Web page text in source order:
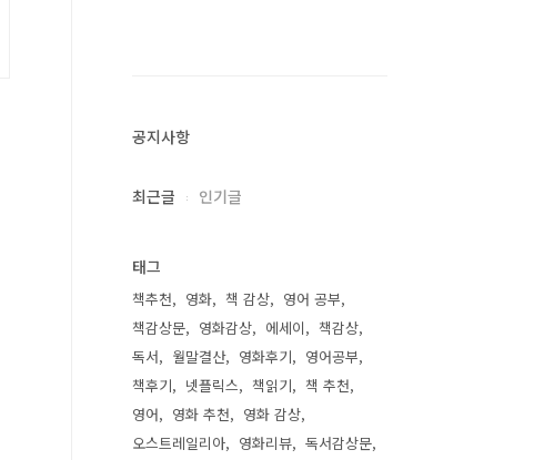
공지사항
최근글 인기글
태그
책추천 영화 책 감상
영어 공부
책감상문
영화감상 에세이
책감상
독서
월말결산 영화후기
영어공부
책후기
넷플릭스 책읽기
책 추천
영어
영화 추천
영화 감상
오스트레일리아
영화리뷰
독서감상문